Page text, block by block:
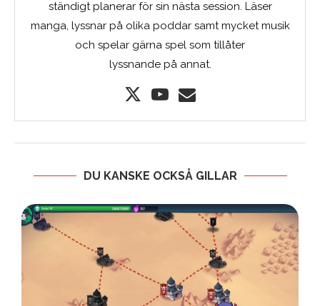
ständigt planerar för sin nästa session. Läser
manga, lyssnar på olika poddar samt mycket musik
och spelar gärna spel som tillåter
lyssnande på annat.
DU KANSKE OCKSÅ GILLAR